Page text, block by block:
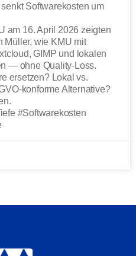
Softwarekosten um
am 16. April 2026 zeigten
Müller, wie KMU mit
GIMP und lokalen
— ohne Quality-Loss.
ersetzen? Lokal vs.
konforme Alternative?
#Softwarekosten